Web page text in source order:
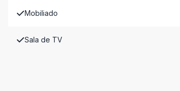
Mobiliado
Sala de TV